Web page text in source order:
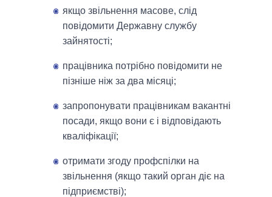
якщо звільнення масове, слід
повідомити Державну службу
зайнятості;
працівника потрібно повідомити не
пізніше ніж за два місяці;
запропонувати працівникам вакантні
посади, якщо вони є і відповідають
кваліфікації;
отримати згоду профспілки на
звільнення (якщо такий орган діє на
підприємстві);